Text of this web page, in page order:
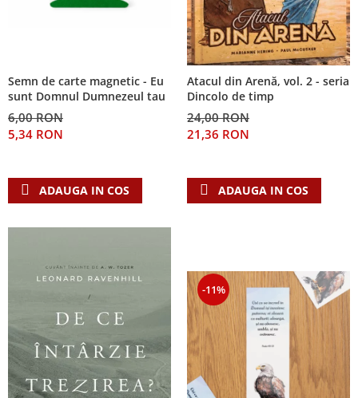
Semn de carte magnetic - Eu
sunt Domnul Dumnezeul tau
6,00 RON
5,34 RON
ADAUGA IN COS
Atacul din Arenă, vol. 2 - seria
Dincolo de timp
24,00 RON
21,36 RON
ADAUGA IN COS
-11%